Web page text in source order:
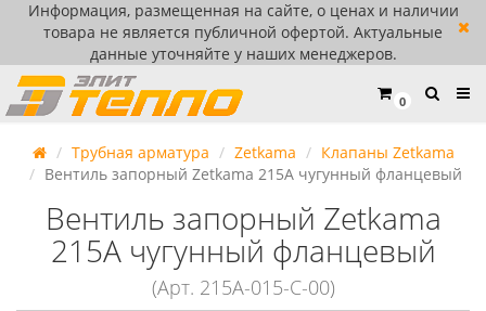
Информация, размещенная на сайте, о ценах и наличии
товара не является публичной офертой. Актуальные
данные уточняйте у наших менеджеров.
0
Трубная арматура Zetkama
Клапаны Zetkama
Вентиль запорный Zetkama 215A чугунный фланцевый
Вентиль запорный Zetkama
215A чугунный фланцевый
(Арт. 215A-015-C-00)